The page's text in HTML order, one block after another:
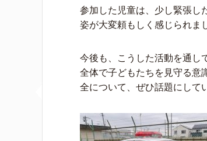
参加した児童は、少し緊張し
姿が大変頼もしく感じられま
今後も、こうした活動を通し
全体で子どもたちを見守る意
全について、ぜひ話題にして